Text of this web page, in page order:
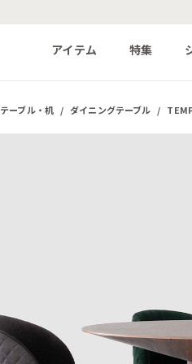
アイテム 特集
テーブル・机 / ダイニングテーブル /